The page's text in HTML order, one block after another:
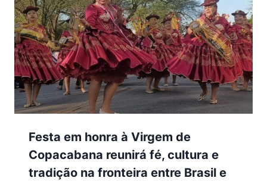
Festa em honra à Virgem de
Copacabana reunirá fé, cultura e
tradição na fronteira entre Brasil e